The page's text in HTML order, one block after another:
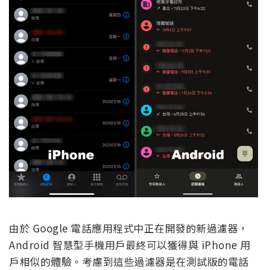
由於 Google 電話應用程式中正在開發的新過濾器，
Android 智慧型手機用戶最終可以獲得與 iPhone 用
戶相似的體驗。考慮到這些過濾器是在測試版的電話